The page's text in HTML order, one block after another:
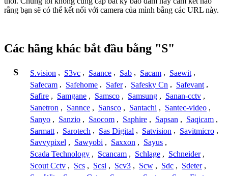
rằng bạn sẽ có thể kết nối với camera của mình bằng các URL này.
Các hãng khác bắt đầu bằng "S"
S S.vision , S3vc , Saance , Sab , Sacam , Saewit ,
Safecam , Safehome , Safer , Safesky Cn , Safevant ,
Safire , Samgane , Samsco , Samsung , Sanan-cctv ,
Sanetron , Sannce , Sansco , Santachi , Santec-video ,
Sanyo , Sanzio , Saocom , Saphire , Sapsan , Saqicam ,
Sarmatt , Sarotech , Sas Digital , Satvision , Savitmicro ,
Savvypixel , Sawyobi , Saxxon , Sayus ,
Scada Technology , Scancam , Schlage , Schneider ,
Scout Cctv , Scs , Scsi , Scv3 , Scw , Sdc , Sdeter ,